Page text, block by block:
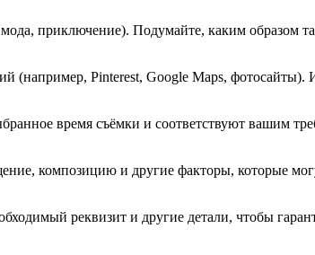
приключение). Подумайте, каким образом
(например, Pinterest, Google Maps, фотосайты).
время съёмки и соответствуют вашим
композицию и другие факторы, которые
реквизит и другие детали, чтобы